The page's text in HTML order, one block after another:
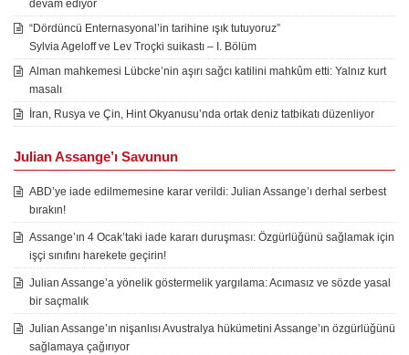
devam ediyor
“Dördüncü Enternasyonal’in tarihine ışık tutuyoruz”
Sylvia Ageloff ve Lev Troçki suikastı – I. Bölüm
Alman mahkemesi Lübcke’nin aşırı sağcı katilini mahkûm etti: Yalnız kurt
masalı
İran, Rusya ve Çin, Hint Okyanusu’nda ortak deniz tatbikatı düzenliyor
Julian Assange’ı Savunun
ABD’ye iade edilmemesine karar verildi: Julian Assange’ı derhal serbest
bırakın!
Assange’ın 4 Ocak’taki iade kararı duruşması: Özgürlüğünü sağlamak için
işçi sınıfını harekete geçirin!
Julian Assange’a yönelik göstermelik yargılama: Acımasız ve sözde yasal
bir saçmalık
Julian Assange’ın nişanlısı Avustralya hükümetini Assange’ın özgürlüğünü
sağlamaya çağırıyor